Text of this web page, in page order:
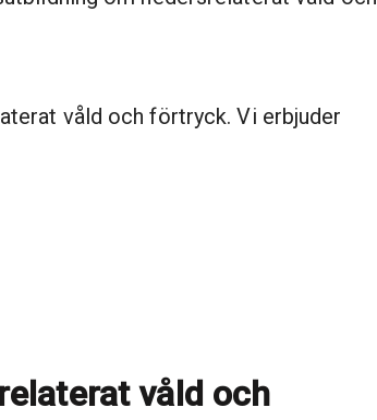
våld och förtryck. Vi erbjuder
våld och